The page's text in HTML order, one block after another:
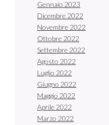
Gennaio 2023
Dicembre 2022
Novembre 2022
Ottobre 2022
Settembre 2022
Agosto 2022
Luglio 2022
Giugno 2022
Maggio 2022
Aprile 2022
Marzo 2022